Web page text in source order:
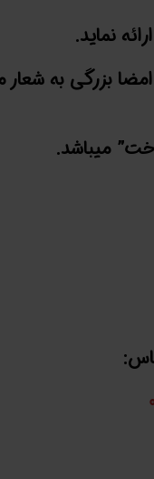
نماید.
بزرگی به شعار
میباشد.